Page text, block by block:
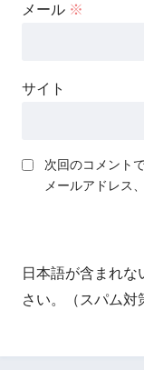
メール ※
サイト
次回のコメント
メールアドレス
日本語が含まれ
さい。（スパム対